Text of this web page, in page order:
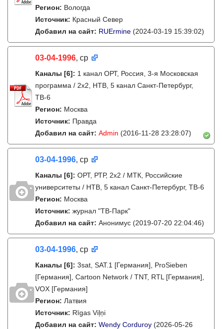
Регион: Вологда
Источник: Красный Север
Добавил на сайт: RUErmine (2024-03-19 15:39:02)
03-04-1996, ср
Каналы [6]: 1 канал ОРТ, Россия, 3-я Московская
программа / 2x2, НТВ, 5 канал Санкт-Петербург,
ТВ-6
Регион: Москва
Источник: Правда
Добавил на сайт: Admin (2016-11-28 23:28:07)
03-04-1996, ср
Каналы [6]: ОРТ, РТР, 2х2 / МТК, Российские
университеты / НТВ, 5 канал Санкт-Петербург, ТВ-6
Регион: Москва
Источник: журнал "ТВ-Парк"
Добавил на сайт: Анонимус (2019-07-20 22:04:46)
03-04-1996, ср
Каналы [6]: 3sat, SAT.1 [Германия], ProSieben
[Германия], Cartoon Network / TNT, RTL [Германия],
VOX [Германия]
Регион: Латвия
Источник: Rīgas Viļņi
Добавил на сайт: Wendy Corduroy (2026-05-26